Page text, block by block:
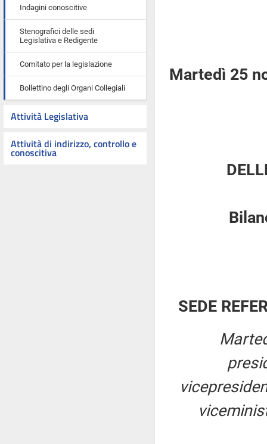
Indagini conoscitive
Stenografici delle sedi
Legislativa e Redigente
Comitato per la legislazione
Bollettino degli Organi Collegiali
Attività Legislativa
Attività di indirizzo, controllo e
conoscitiva
Martedì 25
SEDE